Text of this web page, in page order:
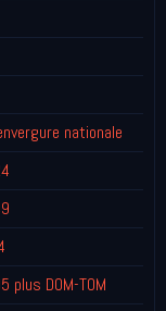
nationale
plus DOM-TOM